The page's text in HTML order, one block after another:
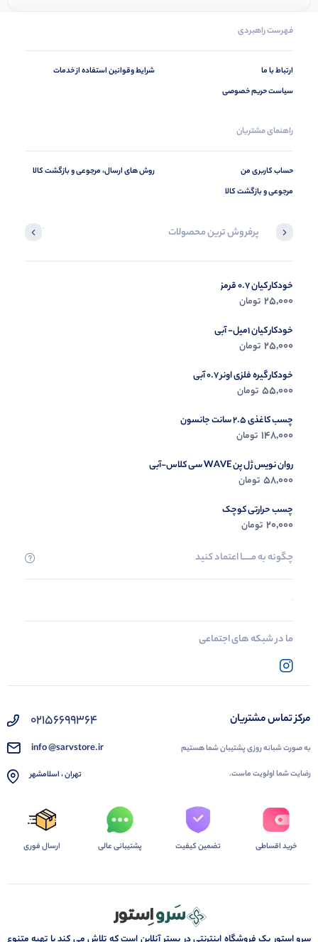
فهرست راهبردی
ارتباط با ما
سیاست حریم خصوصی
شرایط وقوانین استفاده از خدمات
راهنمای مشتریان
حساب کاربری من
مرجوعی و بازگشت کالا
روش های ارسال، مرجوعی و بازگشت کالا
پرفروش ترین محصولات آخرین
خودکار کیان 0.7 قرمز
25,000 تومان
خودکار کیان 1میل- آبی
25,000 تومان
خودکار گیره فلزی اونر 0.7 آبی
55,000 تومان
چسب کاغذی 2.5 سانت جانسون
148,000 تومان
روان نویس ژل پن WAVE سی کلاس-آبی
58,000 تومان
چسب حرارتی کوچک
20,000 تومان
چگونه به مــــــا اعتماد کنید
ما در شبکه های اجتماعی
مرکز تماس مشتریان
به صورت شبانه روزی پشتیبان شما هستیم
رضایت شما اولویت ماست.
02156699364
info @sarvstore.ir
تهران ، اسلامشهر
خرید اقساطی تضمین کیفیت پشتیبانی عالی ارسال فوری